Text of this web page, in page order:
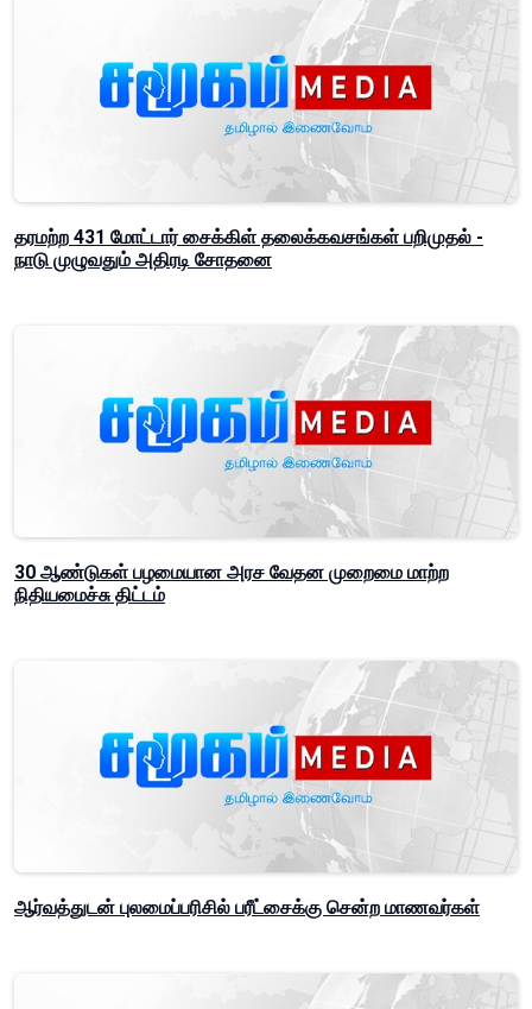
தரமற்ற 431 மோட்டார் சைக்கிள் தலைக்கவசங்கள் பறிமுதல் -
நாடு முழுவதும் அதிரடி சோதனை
30 ஆண்டுகள் பழமையான அரச வேதன முறைமை மாற்ற
நிதியமைச்சு திட்டம்
ஆர்வத்துடன் புலமைப்பரிசில் பரீட்சைக்கு சென்ற மாணவர்கள்